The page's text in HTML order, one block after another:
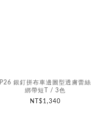
P26 銀釘拼布車邊圖型透膚蕾絲
綁帶短T / 3色
NT$1,340